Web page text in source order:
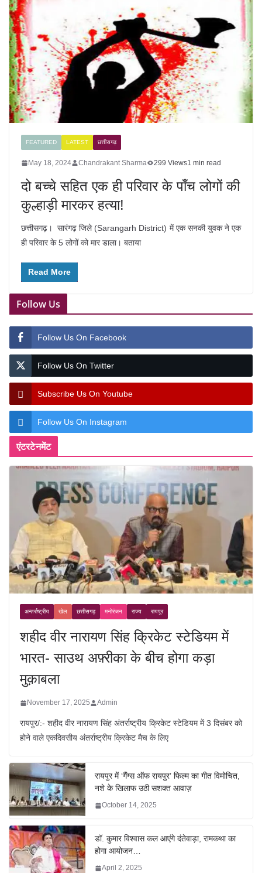
FEATURED LATEST छत्तीसगढ़
May 18, 2024 Chandrakant Sharma 299 Views1 min read
दो बच्चे सहित एक ही परिवार के पाँच लोगों की
कुल्हाड़ी मारकर हत्या!
छत्तीसगढ़। सारंगढ़ जिले (Sarangarh District) में एक सनकी युवक ने एक
ही परिवार के 5 लोगों को मार डाला। बताया
Read More
Follow Us
Follow Us On Facebook
Follow Us On Twitter
Subscribe Us On Youtube
Follow Us On Instagram
एंटरटेनमेंट
अन्तर्राष्ट्रीय खेल छत्तीसगढ़ मनोरंजन राज्य रायपुर
शहीद वीर नारायण सिंह क्रिकेट स्टेडियम में
भारत- साउथ अफ़्रीका के बीच होगा कड़ा
मुक़ाबला
November 17, 2025 Admin
रायपुर/:- शहीद वीर नारायण सिंह अंतर्राष्ट्रीय क्रिकेट स्टेडियम में 3 दिसंबर को
होने वाले एकदिवसीय अंतर्राष्ट्रीय क्रिकेट मैच के लिए
रायपुर में ‘गैंग्स ऑफ रायपुर’ फिल्म का गीत विमोचित,
नशे के खिलाफ उठी सशक्त आवाज़
October 14, 2025
डॉ. कुमार विश्वास कल आएंगे दंतेवाड़ा, रामकथा का
होगा आयोजन…
April 2, 2025